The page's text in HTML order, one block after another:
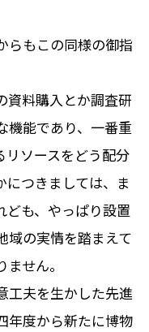
らもこの同様の御指
資料購入とか調査研
機能であり、一番重
リソースをどう配分
につきましては、ま
ども、やっぱり設置
域の実情を踏まえて
せん。
工夫を生かした先進
年度から新たに博物